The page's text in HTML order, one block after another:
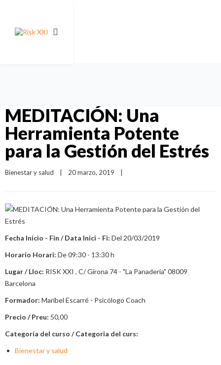
MEDITACIÓN: Una
Herramienta Potente
para la Gestión del Estrés
Bienestar y salud 20 marzo, 2019
Fecha Inicio - Fin / Data Inici - Fi: Del 20/03/2019
Horario Horari: De09:30 - 13:30h
Lugar / Lloc: RISK XXI , C/ Girona 74 - "La Panaderia" 08009
Barcelona
Formador: Maribel Escarré - Psicólogo Coach
Precio / Preu: 50,00
Categoría del curso / Categoria del curs:
Bienestar y salud